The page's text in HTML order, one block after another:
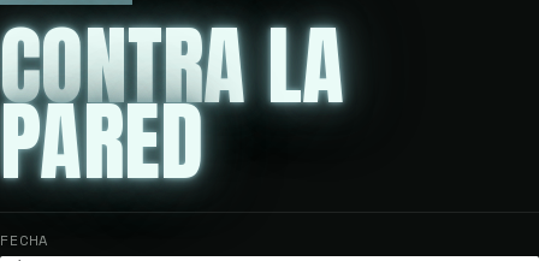
CONTRA LA
PARED
FECHA